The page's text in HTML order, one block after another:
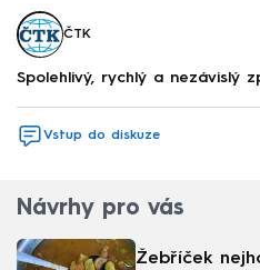
ČTK
Spolehlivý, rychlý a nezávislý
Vstup do diskuze
Návrhy pro vás
Žebříček